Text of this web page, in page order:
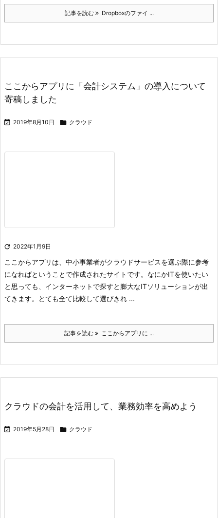
記事を読む Dropboxのファイ ...
ここからアプリに「会計システム」の導入について
寄稿しました
 2019年8月10日  クラウド
 2022年1月9日
ここからアプリは、中小事業者がクラウドサービスを選ぶ際に参考
になればということで作成されたサイトです。 なにかITを使いたい
と思っても、インターネットで探すと膨大なITソリューションが出
てきます。とても全て比較して選びきれ ...
記事を読む ここからアプリに ...
クラウドの会計を活用して、業務効率を高めよう
 2019年5月28日  クラウド